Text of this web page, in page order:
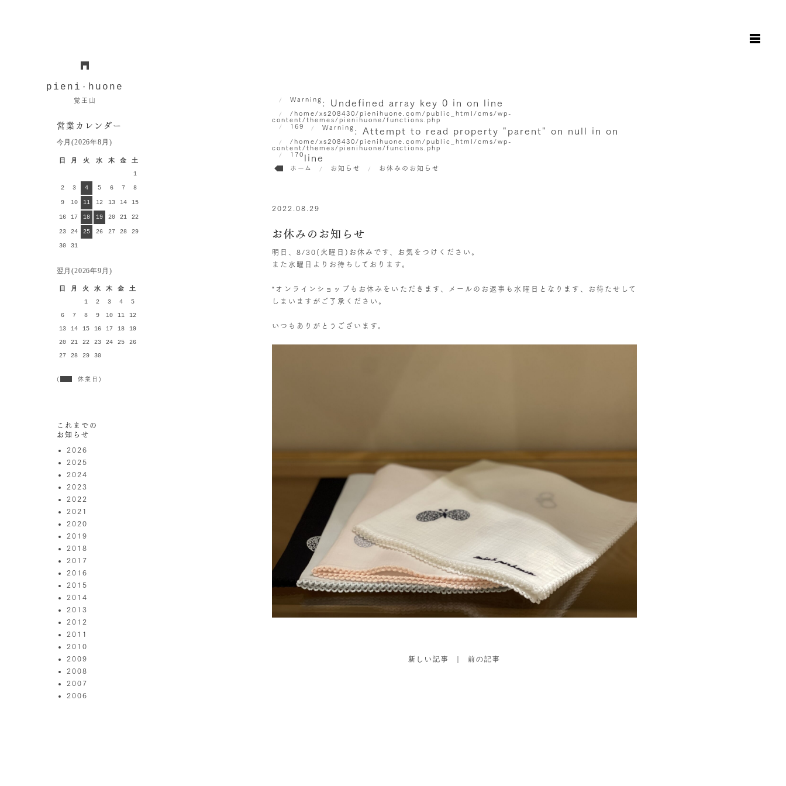
pieni ・huone
覚王山 Warning : Undefined array key 0 in
/home/xs208430/pienihuone.com/public_html/cms/wp-
content/themes/pienihuone/functions.php
on line
169 Warning : Attempt to read property "parent" on null in
/home/xs208430/pienihuone.com/public_html/cms/wp-
content/themes/pienihuone/functions.php
on
line
170
ホーム お知らせ お休みのお知らせ
2022.08.29
お休みのお知らせ
明日、8/30(火曜日)お休みです、お気をつけください。
また水曜日よりお待ちしております。
*オンラインショップもお休みをいただきます、メールのお返事も水曜日となります、お待たせして
しまいますがご了承ください。
いつもありがとうございます。
新しい記事 ｜前の記事
営業カレンダー
今月(2026年8月)
日 月 火 水 木 金 土
1
2 3 4 5 6 7 8
9 10 11 12 13 14 15
16 17 18 19 20 21 22
23 24 25 26 27 28 29
30 31
翌月(2026年9月)
日 月 火 水 木 金 土
1 2 3 4 5
6 7 8 9 10 11 12
13 14 15 16 17 18 19
20 21 22 23 24 25 26
27 28 29 30
( 休業日)
これまでの
お知らせ
2026
2025
2024
2023
2022
2021
2020
2019
2018
2017
2016
2015
2014
2013
2012
2011
2010
2009
2008
2007
2006